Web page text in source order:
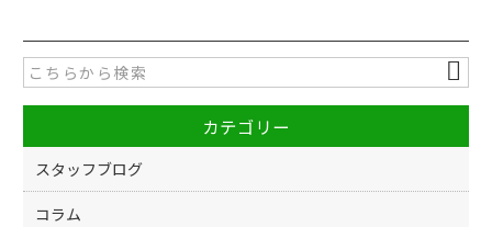
e
b
o
o
k
er
カテゴリー
スタッフブログ
コラム